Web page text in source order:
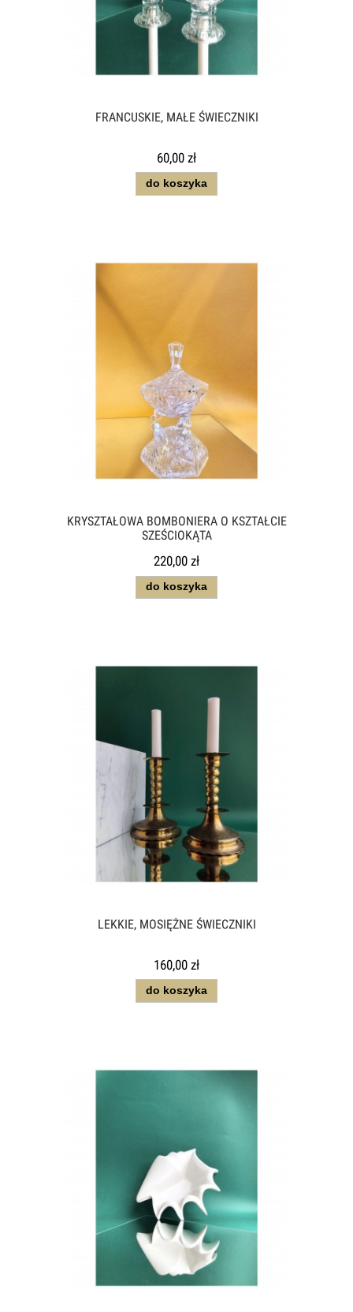
FRANCUSKIE, MAŁE ŚWIECZNIKI
60,00 zł
do koszyka
KRYSZTAŁOWA BOMBONIERA O KSZTAŁCIE
SZEŚCIOKĄTA
220,00 zł
do koszyka
LEKKIE, MOSIĘŻNE ŚWIECZNIKI
160,00 zł
do koszyka